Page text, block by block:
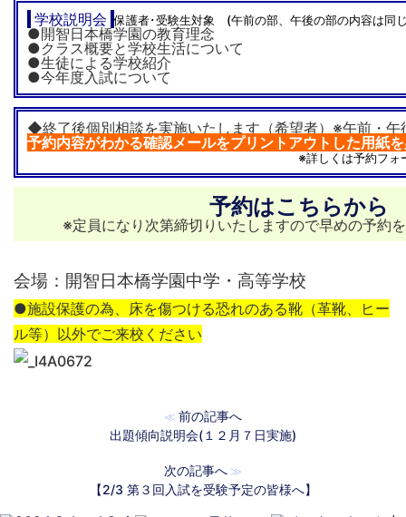
学校説明会 保護者･受験生対象 (午前の部、午後の部の内容は同
●開智日本橋学園の教育理念
●クラス概要と学校生活について
●生徒による学校紹介
●今年度入試について
◆終了後個別相談を実施いたします（希望者）※午前・午
予約内容がわかる確認メールをプリントアウトした用紙
※詳しくは予約フォームをご確
予約はこちらから
※定員になり次第締切りいたしますので早めの予約
会場：開智日本橋学園中学・高等学校
●施設保護の為、床を傷つける恐れのある靴（革靴、ヒー
ル等）以外でご来校ください
≪ 前の記事へ
出題傾向説明会(１２月７日実施)
次の記事へ ≫
【2/3 第３回入試を受験予定の皆様へ】